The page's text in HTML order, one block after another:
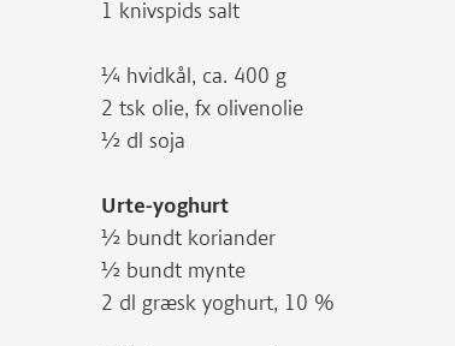
1 knivspids salt
¼ hvidkål, ca. 400 g
2 tsk olie, fx olivenolie
½ dl soja
Urte-yoghurt
½ bundt koriander
½ bundt mynte
2 dl græsk yoghurt, 10 %